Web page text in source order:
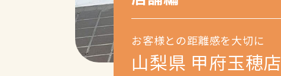
お客様との距離感を大切に
山梨県 甲府玉穂店